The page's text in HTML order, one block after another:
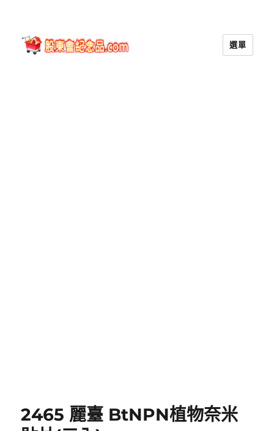
選單
2465 麗臺 BtNPN植物奈米